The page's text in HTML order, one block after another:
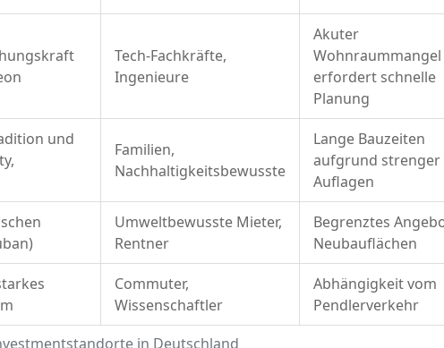
in Deutschland
Tech-Fachkräfte,
Ingenieure
Akuter
Wohnraummangel
erfordert schnelle
Planung
und
Familien,
Nachhaltigkeitsbewusste
Lange Bauzeiten
aufgrund strenger
Auflagen
Umweltbewusste Mieter,
Rentner
Begrenztes
Neubauflächen
Commuter,
Wissenschaftler
Abhängigkeit vom
Pendlerverkehr